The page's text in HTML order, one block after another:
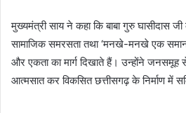
मुख्यमंत्री साय ने कहा कि बाबा गुरु घासीदास
सामाजिक समरसता तथा ‘मनखे-मनखे एक
और एकता का मार्ग दिखाते हैं। उन्होंने जनसमूह
आत्मसात कर विकसित छत्तीसगढ़ के निर्माण में